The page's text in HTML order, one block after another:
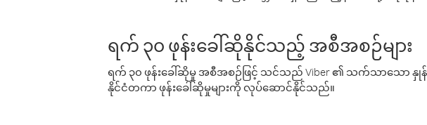
ရက် ၃၀ ဖုန်းခေါ်ဆိုနိုင်သည့် အစီအစဉ်များ
ရက် ၃၀ ဖုန်းခေါ်ဆိုမှု အစီအစဉ်ဖြင့် သင်သည် Viber ၏ သက်သာသော နှု
နိုင်ငံတကာ ဖုန်းခေါ်ဆိုမှုများကို လုပ်ဆောင်နိုင်သည်။